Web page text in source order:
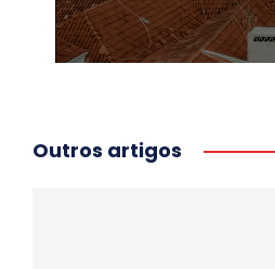
Outros artigos